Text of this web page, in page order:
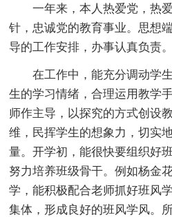
一年来，本人热爱党，热爱
针，忠诚党的教育事业。思想
导的工作安排，办事认真负责。
在工作中，能充分调动学生
生的学习情绪，合理运用教学
师作主导，以探究的方式创设
维，民挥学生的想象力，切实
量。开学初，能很快要组织好
努力培养班级骨干。例如杨金
学，能积极配合老师抓好班风
集体，形成良好的班风学风。